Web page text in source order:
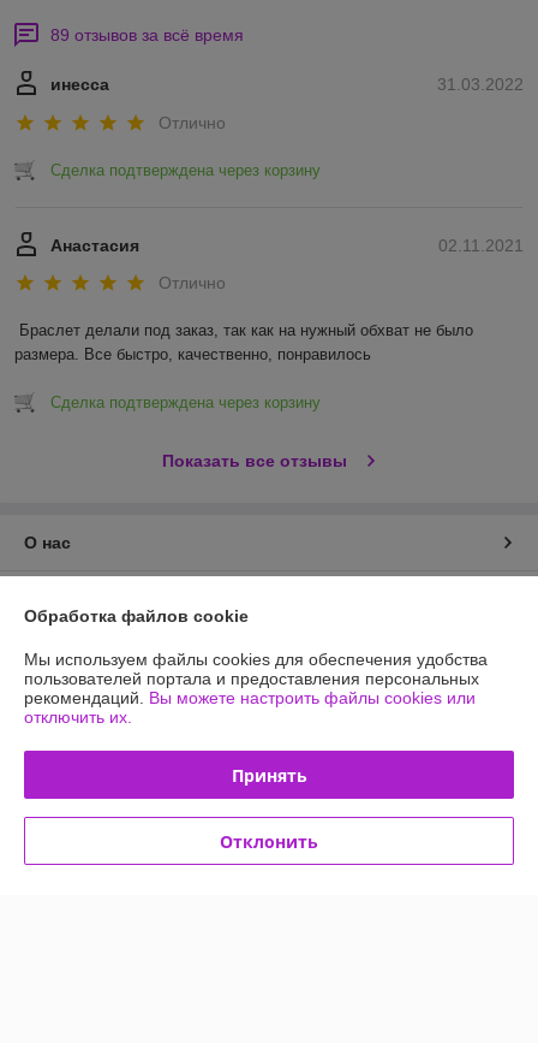
89 отзывов за всё время
31.03.2022
инесса
Отлично
Сделка подтверждена через корзину
02.11.2021
Анастасия
Отлично
Браслет делали под заказ, так как на нужный обхват не было
размера. Все быстро, качественно, понравилось
Сделка подтверждена через корзину
Показать все отзывы
О нас
Доставка и оплата
График работы
Политика обработки cookies
Обработка файлов cookie
Мы используем файлы cookies для обеспечения удобства
пользователей портала и предоставления персональных
рекомендаций. Вы можете настроить файлы cookies или
отключить их.
Принять
Отклонить